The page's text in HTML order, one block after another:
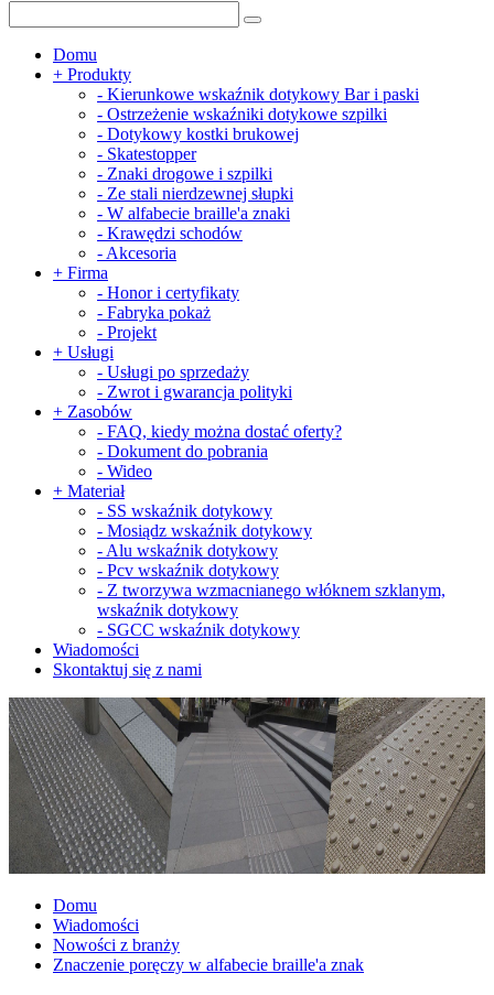
Domu
+ Produkty
- Kierunkowe wskaźnik dotykowy Bar i paski
- Ostrzeżenie wskaźniki dotykowe szpilki
- Dotykowy kostki brukowej
- Skatestopper
- Znaki drogowe i szpilki
- Ze stali nierdzewnej słupki
- W alfabecie braille'a znaki
- Krawędzi schodów
- Akcesoria
+ Firma
- Honor i certyfikaty
- Fabryka pokaż
- Projekt
+ Usługi
- Usługi po sprzedaży
- Zwrot i gwarancja polityki
+ Zasobów
- FAQ, kiedy można dostać oferty?
- Dokument do pobrania
- Wideo
+ Materiał
- SS wskaźnik dotykowy
- Mosiądz wskaźnik dotykowy
- Alu wskaźnik dotykowy
- Pcv wskaźnik dotykowy
- Z tworzywa wzmacnianego włóknem szklanym,
wskaźnik dotykowy
- SGCC wskaźnik dotykowy
Wiadomości
Skontaktuj się z nami
Domu
Wiadomości
Nowości z branży
Znaczenie poręczy w alfabecie braille'a znak